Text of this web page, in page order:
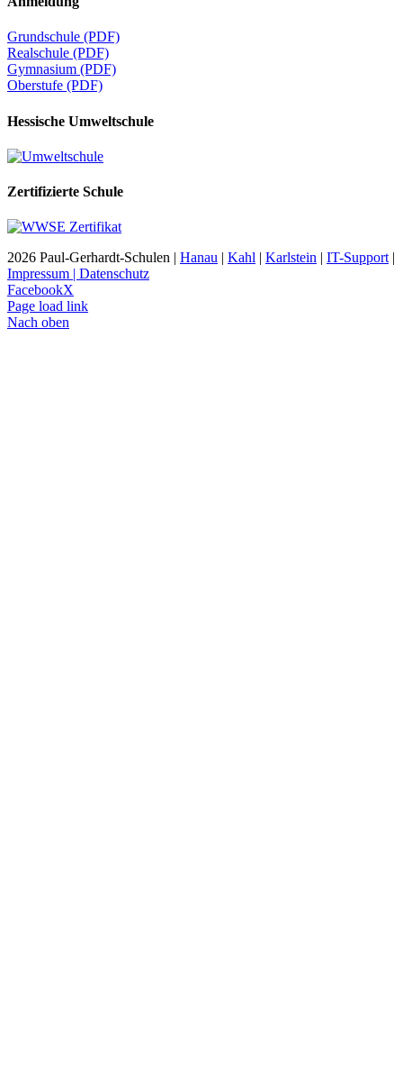
Grundschule (PDF)
Realschule (PDF)
Gymnasium (PDF)
Oberstufe (PDF)
Hessische Umweltschule
Zertifizierte Schule
2026 Paul-Gerhardt-Schulen | Hanau | Kahl | Karlstein | IT-Support |
Impressum | Datenschutz
FacebookX
Page load link
Nach oben